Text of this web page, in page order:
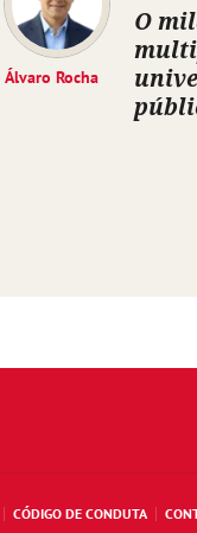
Álvaro Rocha
O
CÓDIGO DE CONDUTA